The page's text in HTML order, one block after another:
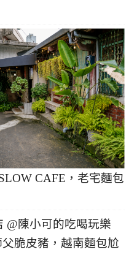
CAFE，老宅麵包
父脆皮豬，越南麵包尬